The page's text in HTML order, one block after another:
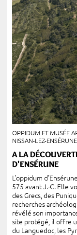
OPPIDUM ET MUSÉE
NISSAN-LEZ-
A LA
D'ENSÉRUNE
L'oppidum
575 avant J.-C. Elle
des Grecs, des
recherches
révélé son
site protégé, il offre
du Languedoc, les